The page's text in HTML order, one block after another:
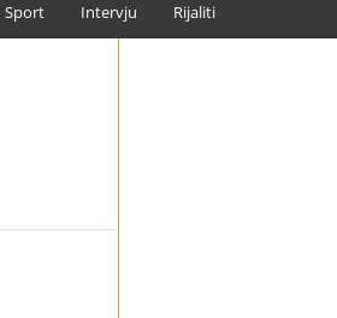
Sport Intervju Rijaliti